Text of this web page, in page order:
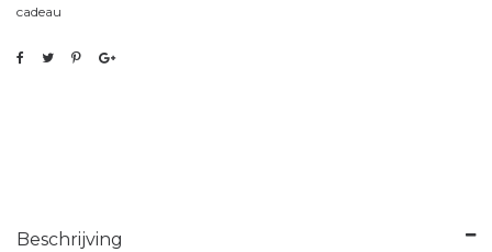
cadeau
Beschrijving